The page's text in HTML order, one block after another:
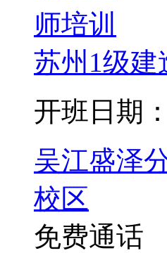
苏州1级建
开班日期
吴江盛泽
校区
免费通话